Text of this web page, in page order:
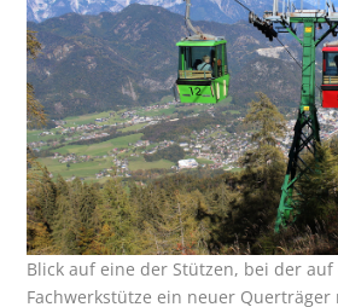
Blick auf eine der Stützen, bei der auf
Fachwerkstütze ein neuer